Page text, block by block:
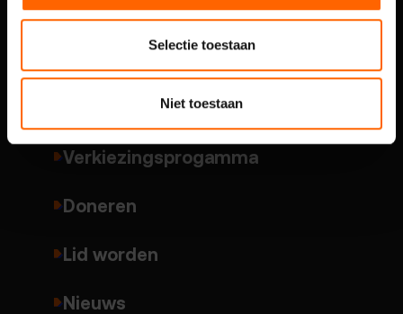
Selectie toestaan
Niet toestaan
Onze mensen
Standpunten
Verkiezingsprogamma
Doneren
Lid worden
Nieuws